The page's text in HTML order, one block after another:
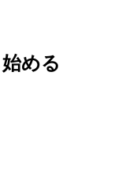
める